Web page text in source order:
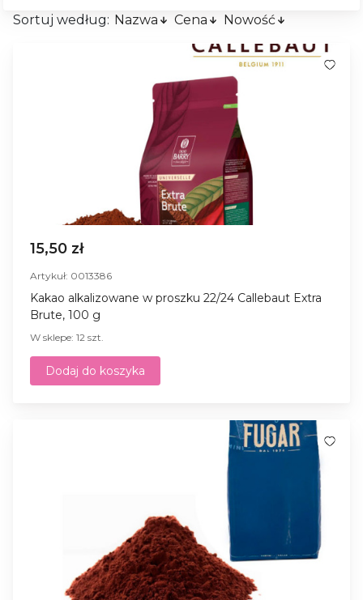
Sortuj według: Nazwa Cena Nowość
15,50 zł
Artykuł: 0013386
Kakao alkalizowane w proszku 22/24 Callebaut Extra
Brute, 100 g
W sklepe: 12 szt.
Dodaj do koszyka